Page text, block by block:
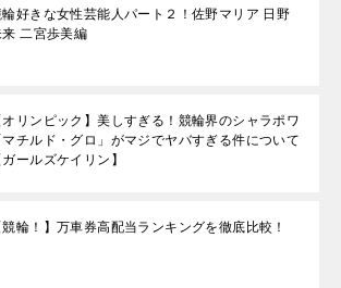
輪好きな女性芸能人パート２！佐野マリア 日野
来 二宮歩美編
オリンピック】美しすぎる！競輪界のシャラポワ
マチルド・グロ」がマジでヤバすぎる件について
ガールズケイリン】
競輪！】万車券高配当ランキングを徹底比較！